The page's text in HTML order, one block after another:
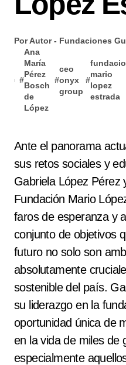
Por Autor - Fundaciones
#
Ana
María
Pérez
Bosch
de
López
#
ceo
onyx
group
#
mario
lopez
estrada
Ante el panorama actual de Guatemala, con
sus retos sociales y
Gabriela López Pérez
Fundación Mario
faros de esperanza y
conjunto de objetivos
futuro no solo son
absolutamente
sostenible del país.
su liderazgo en la
oportunidad única de
en la vida de miles de
especialmente